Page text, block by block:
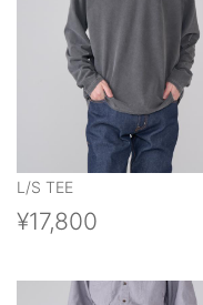
L/S TEE
¥17,800